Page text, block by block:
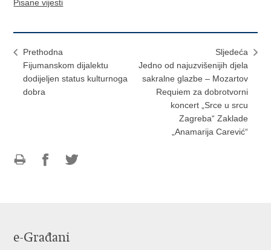
Pisane vijesti
Prethodna
Fijumanskom dijalektu
dodijeljen status kulturnoga
dobra
Sljedeća
Jedno od najuzvišenijih djela
sakralne glazbe – Mozartov
Requiem za dobrotvorni
koncert „Srce u srcu
Zagreba“ Zaklade
„Anamarija Carević“
e-Građani